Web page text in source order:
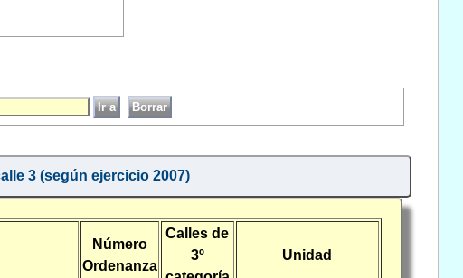
3 (según ejercicio 2007)
Número
Ordenanza
Calles de
3º
Unidad